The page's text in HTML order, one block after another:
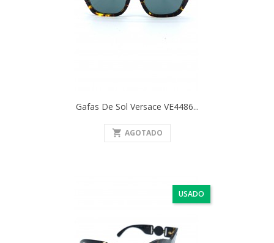
Gafas De Sol Versace VE4486...
shopping_cart AGOTADO
USADO